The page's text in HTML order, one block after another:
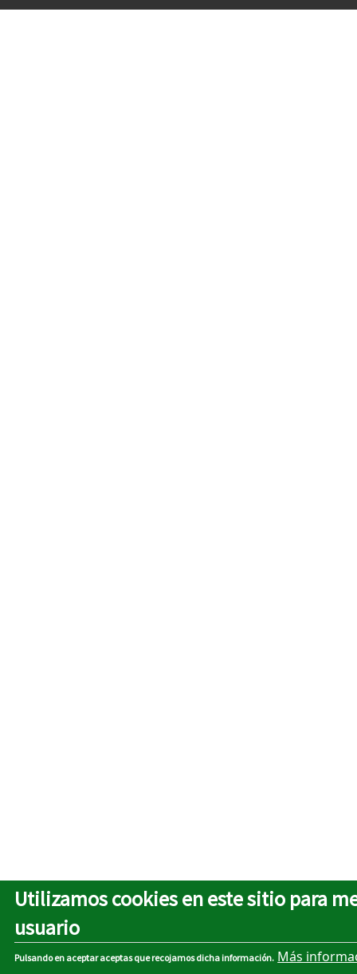
Utilizamos cookies en este sitio para
usuario
Pulsando en aceptar aceptas que recojamos dicha información. Más